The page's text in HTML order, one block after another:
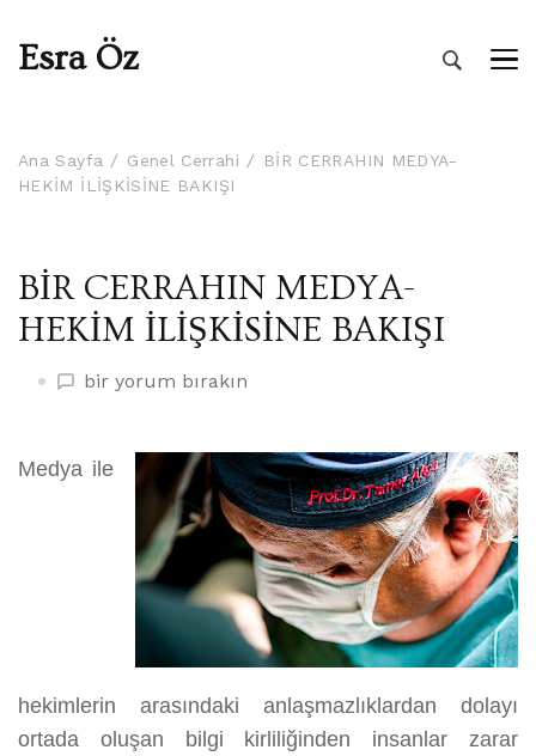
Esra Öz
Ana Sayfa Genel Cerrahi
BİR CERRAHIN MEDYA-
HEKİM İLİŞKİSİNE BAKIŞI
BİR CERRAHIN MEDYA-
HEKİM İLİŞKİSİNE BAKIŞI
BİR
HEKİM
İLİŞKİSİNE
üzerine
bir yorum bırakın
Medya ile
hekimlerin arasındaki anlaşmazlıklardan dolayı
ortada oluşan bilgi kirliliğinden insanlar zarar